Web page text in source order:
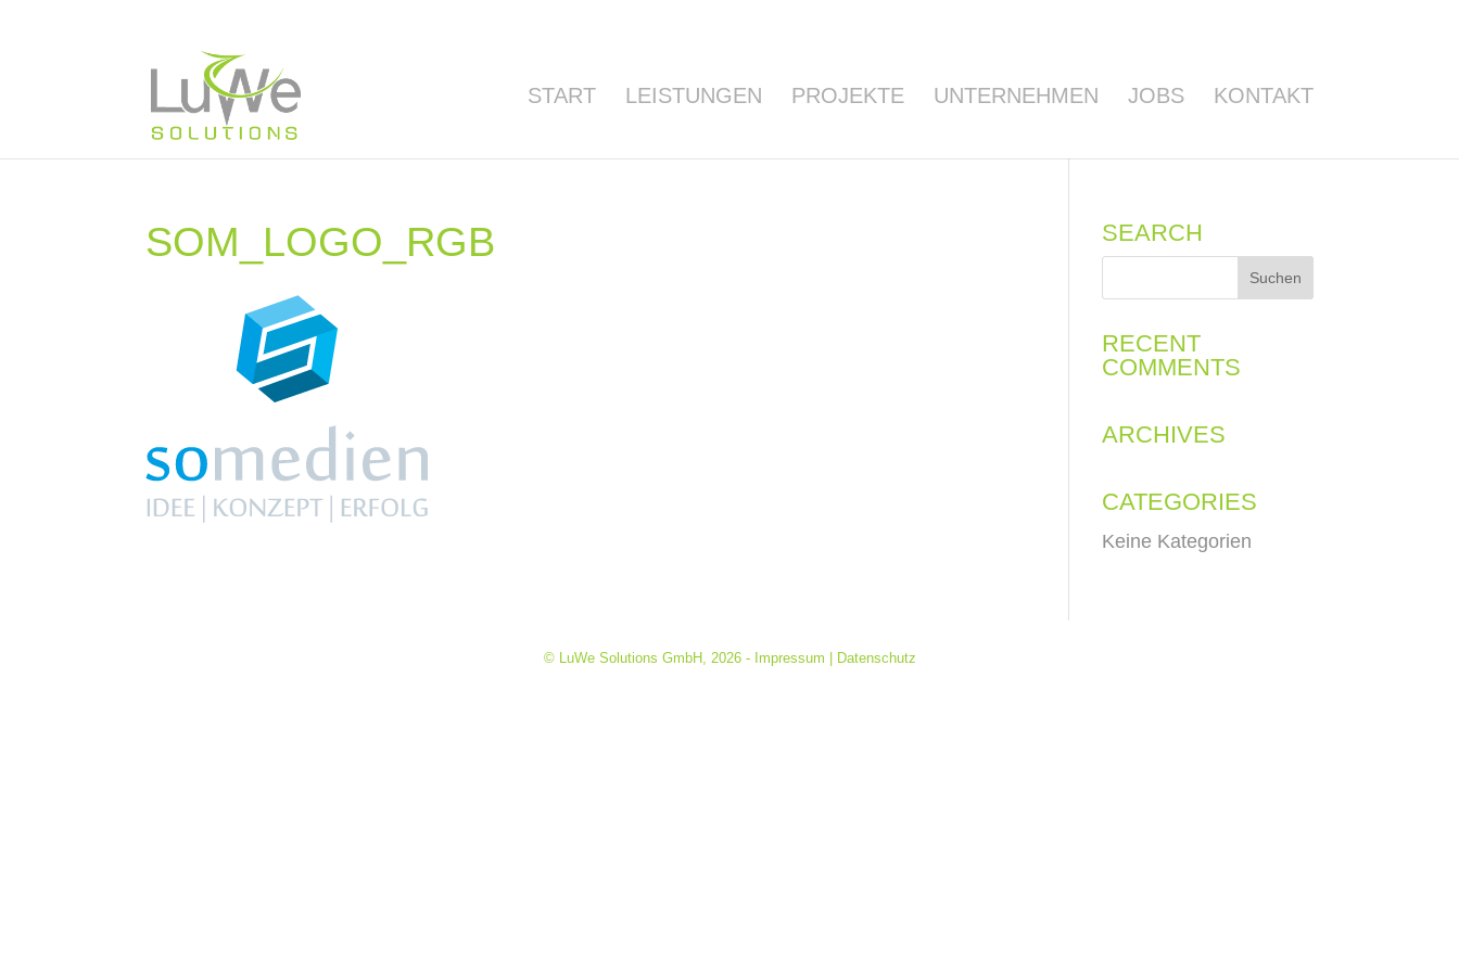
START LEISTUNGEN PROJEKTE UNTERNEHMEN JOBS KONTAKT
SOM_LOGO_RGB SEARCH
RECENT
COMMENTS
ARCHIVES
CATEGORIES
Keine Kategorien
© LuWe Solutions GmbH, 2026- Impressum Datenschutz